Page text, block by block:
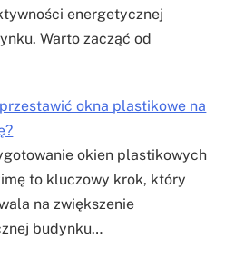
energetycznej
Warto zacząć od
okna plastikowe na
okien plastikowych
to kluczowy krok, który
na zwiększenie
budynku…